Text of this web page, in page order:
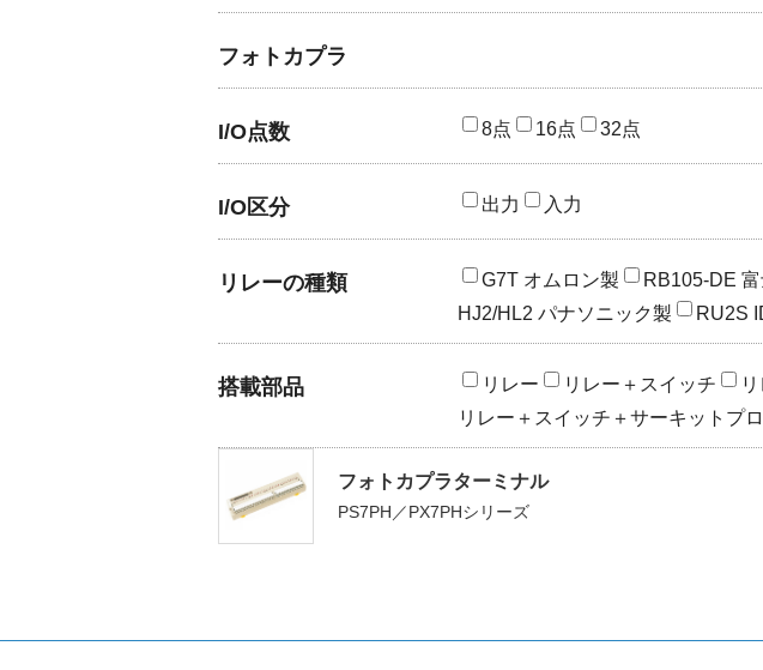
フォトカプラ
I/O点数 8点 16点 32点
I/O区分 出力 入力
リレーの種類 G7T オムロン製 RB105-DE
HJ2/HL2 パナソニック製
RU2S
搭載部品 リレー リレー＋スイッチ
リレー＋スイッチ＋サーキットプ
フォトカプラターミナル
PS7PH／PX7PHシリーズ